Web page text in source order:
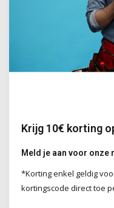
Vervaardigd uit roestvrij staal,
afwerkings- en
reparatiewerkzaamheden.
Deliverytime
Krijg 10€ korting
Meld je aan voor onze
*Korting enkel geldig
kortingscode direct toe